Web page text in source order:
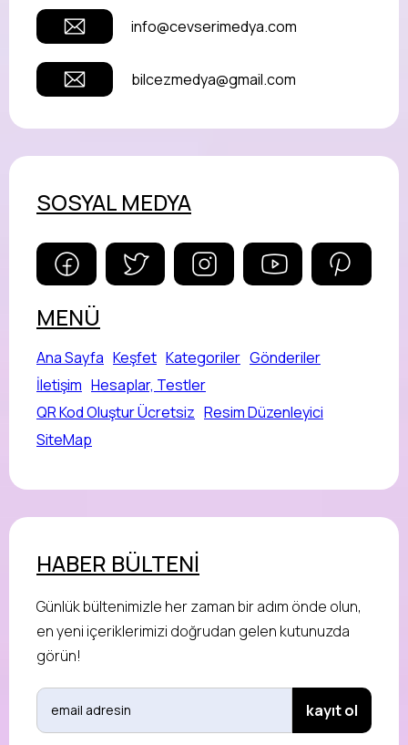
info@cevserimedya.com
bilcezmedya@gmail.com
SOSYAL MEDYA
MENÜ
Ana Sayfa Keşfet Kategoriler Gönderiler
İletişim Hesaplar, Testler
QR Kod Oluştur Ücretsiz Resim Düzenleyici
SiteMap
HABER BÜLTENİ
Günlük bültenimizle her zaman bir adım önde olun,
en yeni içeriklerimizi doğrudan gelen kutunuzda
görün!